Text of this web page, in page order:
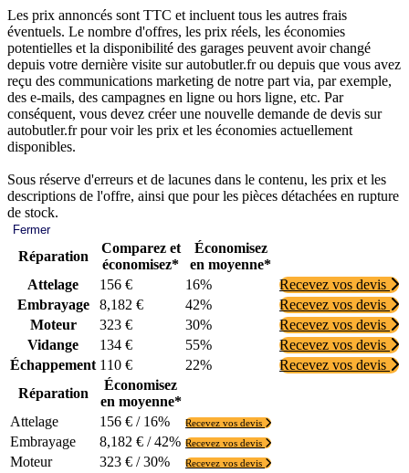
Les prix annoncés sont TTC et incluent tous les autres frais
éventuels. Le nombre d'offres, les prix réels, les économies
potentielles et la disponibilité des garages peuvent avoir changé
depuis votre dernière visite sur autobutler.fr ou depuis que vous avez
reçu des communications marketing de notre part via, par exemple,
des e-mails, des campagnes en ligne ou hors ligne, etc. Par
conséquent, vous devez créer une nouvelle demande de devis sur
autobutler.fr pour voir les prix et les économies actuellement
disponibles.
Sous réserve d'erreurs et de lacunes dans le contenu, les prix et les
descriptions de l'offre, ainsi que pour les pièces détachées en rupture
de stock.
Fermer
Réparation
Comparez et
économisez*
Économisez
en moyenne*
Attelage
156 € 16%
Recevez vos devis
Embrayage
8,182 € 42%
Recevez vos devis
Moteur
323 € 30%
Recevez vos devis
Vidange
134 € 55%
Recevez vos devis
Échappement 110 € 22%
Recevez vos devis
Réparation
Économisez
en moyenne*
Attelage
156 € / 16% Recevez vos devis
Embrayage 8,182 € / 42% Recevez vos devis
Moteur 323 € / 30% Recevez vos devis